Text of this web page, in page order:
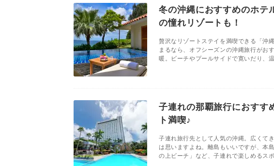
冬の沖縄におすすめのホテ
の憧れリゾートも！
贅沢なリゾートステイを満喫できる「沖
まるなら、オフシーズンの沖縄旅行がお
暖。ビーチやプールサイドで寛いだり、
子連れの那覇旅行におすす
ト満喫♪
子連れ旅行先として人気の沖縄。広くて
は思いますよね。離島もいいですが、本
の上ビーチ」など、子連れで楽しめるス